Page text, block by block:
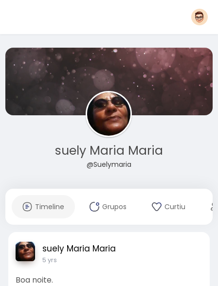
suely Maria Maria
@Suelymaria
Timeline Grupos Curtiu
suely Maria Maria
5 yrs
Boa noite.